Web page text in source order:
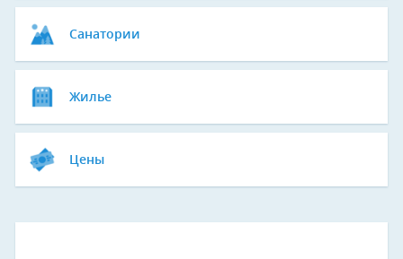
Санатории
Жилье
Цены